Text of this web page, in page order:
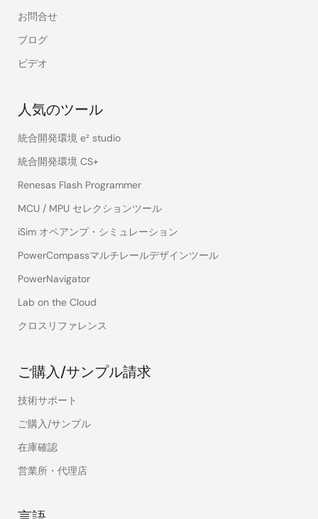
お問合せ
ブログ
ビデオ
人気のツール
統合開発環境 e² studio
統合開発環境 CS+
Renesas Flash Programmer
MCU / MPU セレクションツール
iSim オペアンプ・シミュレーション
PowerCompassマルチレールデザインツール
PowerNavigator
Lab on the Cloud
クロスリファレンス
ご購入/サンプル請求
技術サポート
ご購入/サンプル
在庫確認
営業所・代理店